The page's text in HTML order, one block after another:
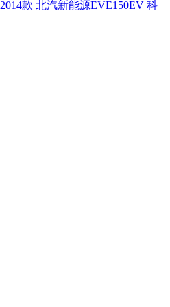
2014款 北汽新能源EVE150EV 科